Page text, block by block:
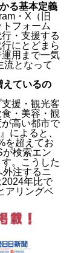
る基本定義
・X（旧
フォーム
・支援する
にとどまら
用まで一気
流となって
えているの
援・観光客
・美容・観
高い都市で
によると、
を超えてお
が検索エン
。こうした
注するニ
年比で
アリングベ